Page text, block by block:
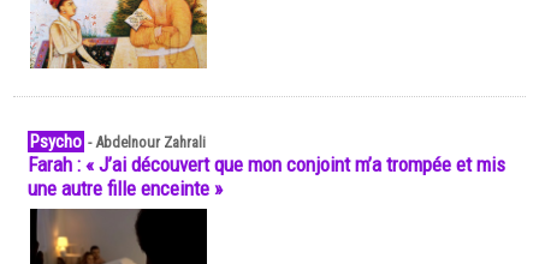
Psycho -Abdelnour Zahrali
Farah : « J’ai découvert que mon conjoint m’a trompée et mis
une autre fille enceinte »